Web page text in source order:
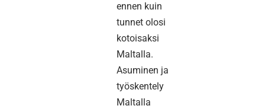
ennen kuin
tunnet olosi
kotoisaksi
Maltalla.
Asuminen ja
työskentely
Maltalla